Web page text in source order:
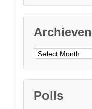
Archieven
Archieven
Polls